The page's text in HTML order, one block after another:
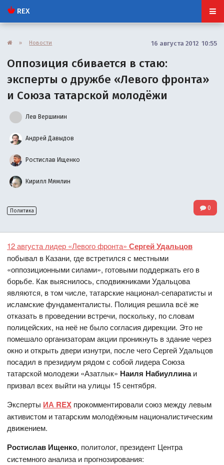
REX
» Новости 16 августа 2012 10:55
Оппозиция сбивается в стаю:
эксперты о дружбе «Левого фронта»
и Союза татарской молодёжи
Лев Вершинин
Андрей Давыдов
Ростислав Ищенко
Кирилл Мямлин
Политика 0
12 августа лидер «Левого фронта»Сергей Удальцов
побывал в Казани, где встретился с местными
«оппозиционными силами», готовыми поддержать его в
борьбе. Как выяснилось, сподвижниками Удальцова
являются, в том числе, татарские национал-сепаратисты и
исламские фундаменталисты. Полиция решила всё же
отказать в проведении встречи, поскольку, по словам
полицейских, на неё не было согласия дирекции. Это не
помешало организаторам акции проникнуть в здание через
окно и открыть двери изнутри, после чего Сергей Удальцов
посадил в президиум рядом с собой лидера Союза
татарской молодежи «Азатлык» Наиля Набиуллинаи
призвал всех выйти на улицы 15 сентября.
Эксперты ИА REX прокомментировали союз между левым
активистом и татарским молодёжным националистическим
движением.
Ростислав Ищенко, политолог, президент Центра
системного анализа и прогнозирования: